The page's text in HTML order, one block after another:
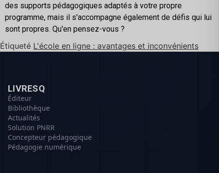
des supports pédagogiques adaptés à votre propre
programme, mais il s'accompagne également de défis qui lui
sont propres. Qu'en pensez-vous ?
Étiqueté L'école en ligne : avantages et inconvénients
LIVRESQ
Éditeur
Bibliothèque
Actualités
Solution PNRR
Concepteur pédagogique
Pédagogie numérique